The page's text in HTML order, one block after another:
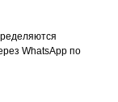
WhatsApp по